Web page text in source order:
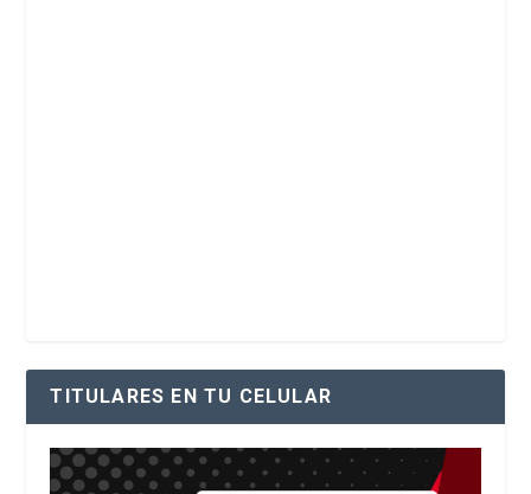
TITULARES EN TU CELULAR